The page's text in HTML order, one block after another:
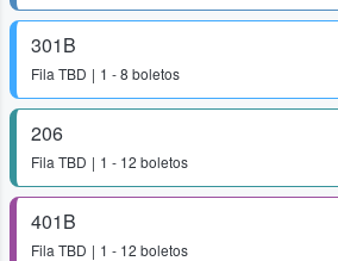
301B
Fila TBD 1 - 8 boletos
206
Fila TBD 1 - 12 boletos
401B
Fila TBD 1 - 12 boletos